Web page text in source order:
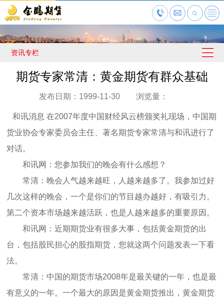
资讯专栏
期货专家常清：黄金期货有群众基础
发布日期：1999-11-30 浏览量：
和讯消息 在2007年度中国财经风云榜颁奖礼现场，中国期
货业协会专家委员会主任、著名期货专家常清与和讯进行了
对话。
和讯网：您参加我们的晚会有什么感想？
常清：晚会人气越来越旺，人越来越多了。我参加过好
几次这样的晚会，一个是你们的节目越办越好，有吸引力。
第二个资本市场越来越活跃，也是人越来越多的重要原因。
和讯网：近期期货业有很多大事，包括黄金期货的出
台，包括股民担心的股指期货，您就这两个问题发表一下看
法。
常清：中国的期货市场2008年是最关键的一年，也是最
有意义的一年。一个最大的原因是黄金期货推出，黄金期货